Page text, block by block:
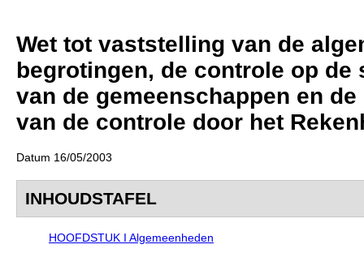
Wet tot vaststelling van de
begrotingen, de controle op
van de gemeenschappen en
van de controle door het
Datum 16/05/2003
INHOUDSTAFEL
HOOFDSTUK I Algemeenheden